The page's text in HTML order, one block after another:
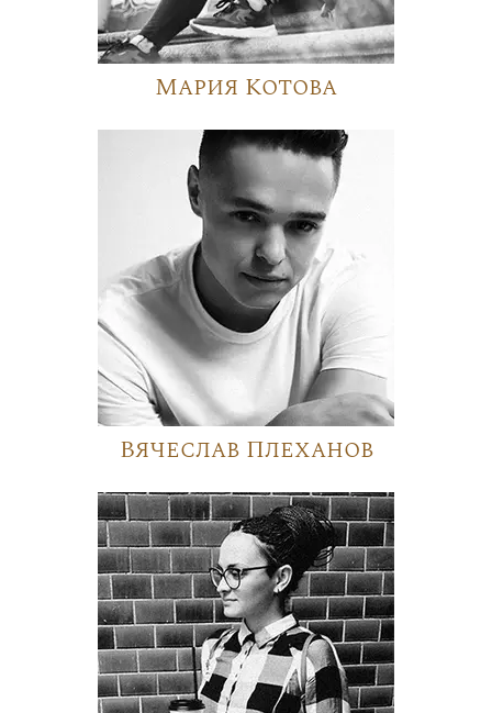
Мария Котова
Вячеслав Плеханов